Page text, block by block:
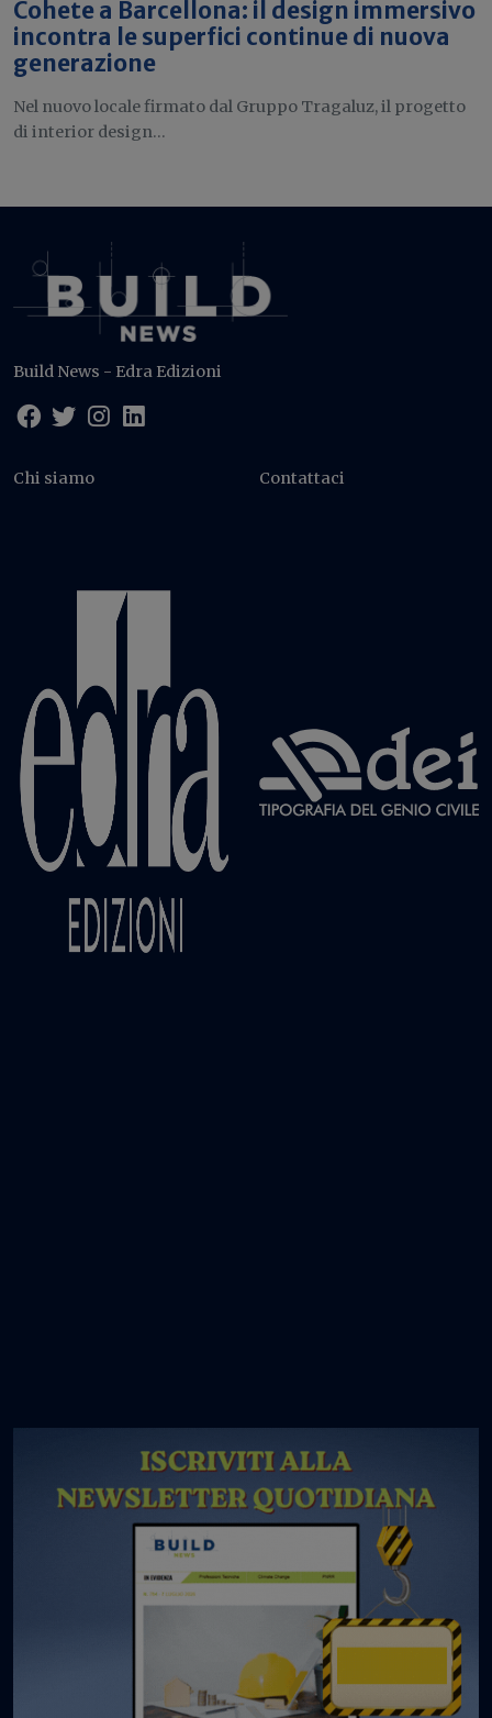
Cohete a Barcellona: il design immersivo
incontra le superfici continue di nuova
generazione
Nel nuovo locale firmato dal Gruppo Tragaluz, il progetto
di interior design...
Build News - Edra Edizioni
Chi siamo Contattaci